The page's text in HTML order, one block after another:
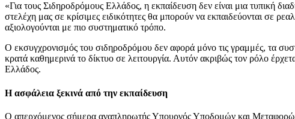
«Για τους Σιδηροδρόμους Ελλάδος, η εκπαίδευση δεν είναι μια τυπική
στελέχη μας σε κρίσιμες ειδικότητες θα μπορούν να εκπαιδεύονται σε
αξιολογούνται με πιο συστηματικό τρόπο.
Ο εκσυγχρονισμός του σιδηροδρόμου δεν αφορά μόνο τις γραμμές, τα
κρατά καθημερινά το δίκτυο σε λειτουργία. Αυτόν ακριβώς τον ρόλο
Ελλάδος.
Η ασφάλεια ξεκινά από την εκπαίδευση
Ο απερχόμενος σήμερα αναπληρωτής Υπουργός Υποδομών και